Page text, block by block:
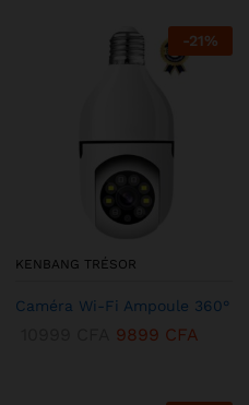
-21%
KENBANG TRÉSOR
Caméra Wi-Fi Ampoule 360°
9899 CFA